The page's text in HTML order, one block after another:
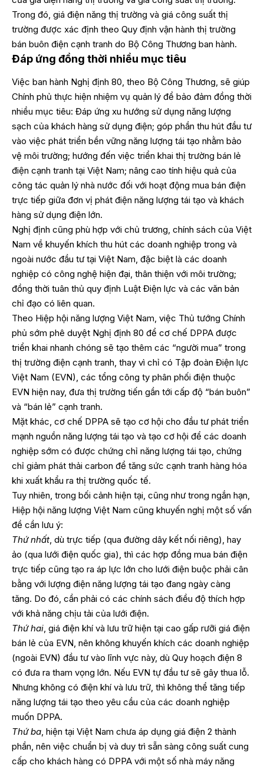
Trong đó, giá điện năng thị trường và giá công suất thị
trường được xác định theo Quy định vận hành thị trường
bán buôn điện cạnh tranh do Bộ Công Thương ban hành.
Đáp ứng đồng thời nhiều mục tiêu
Việc ban hành Nghị định 80, theo Bộ Công Thương, sẽ giúp
Chính phủ thực hiện nhiệm vụ quản lý để bảo đảm đồng thời
nhiều mục tiêu: Đáp ứng xu hướng sử dụng năng lượng
sạch của khách hàng sử dụng điện; góp phần thu hút đầu tư
vào việc phát triển bền vững năng lượng tái tạo nhằm bảo
vệ môi trường; hướng đến việc triển khai thị trường bán lẻ
điện cạnh tranh tại Việt Nam; nâng cao tính hiệu quả của
công tác quản lý nhà nước đối với hoạt động mua bán điện
trực tiếp giữa đơn vị phát điện năng lượng tái tạo và khách
hàng sử dụng điện lớn.
Nghị định cũng phù hợp với chủ trương, chính sách của Việt
Nam về khuyến khích thu hút các doanh nghiệp trong và
ngoài nước đầu tư tại Việt Nam, đặc biệt là các doanh
nghiệp có công nghệ hiện đại, thân thiện với môi trường;
đồng thời tuân thủ quy định Luật Điện lực và các văn bản
chỉ đạo có liên quan.
Theo Hiệp hội năng lượng Việt Nam, việc Thủ tướng Chính
phủ sớm phê duyệt Nghị định 80 để cơ chế DPPA được
triển khai nhanh chóng sẽ tạo thêm các “người mua” trong
thị trường điện cạnh tranh, thay vì chỉ có Tập đoàn Điện lực
Việt Nam (EVN), các tổng công ty phân phối điện thuộc
EVN hiện nay, đưa thị trường tiến gần tới cấp độ “bán buôn”
và “bán lẻ” cạnh tranh.
Mặt khác, cơ chế DPPA sẽ tạo cơ hội cho đầu tư phát triển
mạnh nguồn năng lượng tái tạo và tạo cơ hội để các doanh
nghiệp sớm có được chứng chỉ năng lượng tái tạo, chứng
chỉ giảm phát thải carbon để tăng sức cạnh tranh hàng hóa
khi xuất khẩu ra thị trường quốc tế.
Tuy nhiên, trong bối cảnh hiện tại, cũng như trong ngắn hạn,
Hiệp hội năng lượng Việt Nam cũng khuyến nghị một số vấn
đề cần lưu ý:
Thứ nhất , dù trực tiếp (qua đường dây kết nối riêng), hay
ảo (qua lưới điện quốc gia), thì các hợp đồng mua bán điện
trực tiếp cũng tạo ra áp lực lớn cho lưới điện buộc phải cân
bằng với lượng điện năng lượng tái tạo đang ngày càng
tăng. Do đó, cần phải có các chính sách điều độ thích hợp
với khả năng chịu tải của lưới điện.
Thứ hai , giá điện khí và lưu trữ hiện tại cao gấp rưỡi giá điện
bán lẻ của EVN, nên không khuyến khích các doanh nghiệp
(ngoài EVN) đầu tư vào lĩnh vực này, dù Quy hoạch điện 8
có đưa ra tham vọng lớn. Nếu EVN tự đầu tư sẽ gây thua lỗ.
Nhưng không có điện khí và lưu trữ, thì không thể tăng tiếp
năng lượng tái tạo theo yêu cầu của các doanh nghiệp
muốn DPPA.
Thứ ba , hiện tại Việt Nam chưa áp dụng giá điện 2 thành
phần, nên việc chuẩn bị và duy trì sẵn sàng công suất cung
cấp cho khách hàng có DPPA với một số nhà máy năng